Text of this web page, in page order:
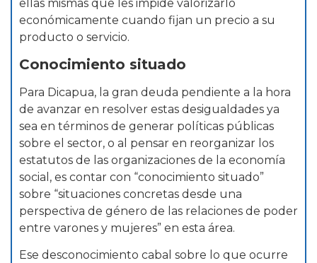
ellas mismas que les impide valorizarlo
económicamente cuando fijan un precio a su
producto o servicio.
Conocimiento situado
Para Dicapua, la gran deuda pendiente a la hora
de avanzar en resolver estas desigualdades ya
sea en términos de generar políticas públicas
sobre el sector, o al pensar en reorganizar los
estatutos de las organizaciones de la economía
social, es contar con “conocimiento situado”
sobre “situaciones concretas desde una
perspectiva de género de las relaciones de poder
entre varones y mujeres” en esta área.
Ese desconocimiento cabal sobre lo que ocurre